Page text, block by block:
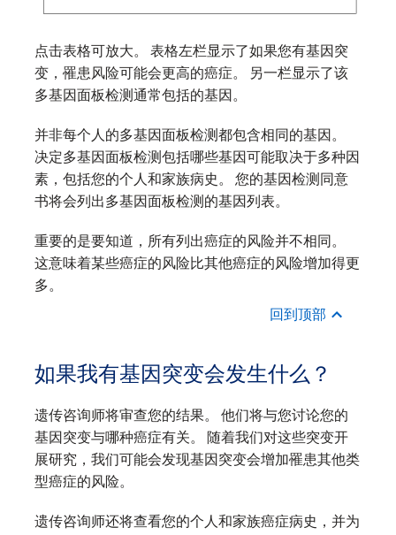
点击表格可放大。 表格左栏显示了如果您有基因突
变，罹患风险可能会更高的癌症。 另一栏显示了该
多基因面板检测通常包括的基因。
并非每个人的多基因面板检测都包含相同的基因。
决定多基因面板检测包括哪些基因可能取决于多种因
素，包括您的个人和家族病史。 您的基因检测同意
书将会列出多基因面板检测的基因列表。
重要的是要知道，所有列出癌症的风险并不相同。
这意味着某些癌症的风险比其他癌症的风险增加得更
多。
回到顶部
如果我有基因突变会发生什么？
遗传咨询师将审查您的结果。 他们将与您讨论您的
基因突变与哪种癌症有关。 随着我们对这些突变开
展研究，我们可能会发现基因突变会增加罹患其他类
型癌症的风险。
遗传咨询师还将查看您的个人和家族癌症病史，并为